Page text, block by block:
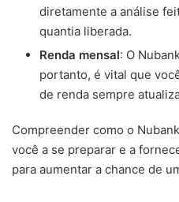
diretamente a análise
quantia liberada.
Renda mensal: O
portanto, é vital que
de renda sempre
Compreender como o
você a se preparar e a
para aumentar a chance de